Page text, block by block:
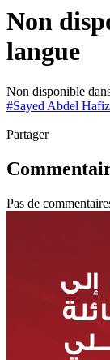
Non
langue
Non disponible
#Sayed Abdel Hafiz
Partager
Pas de